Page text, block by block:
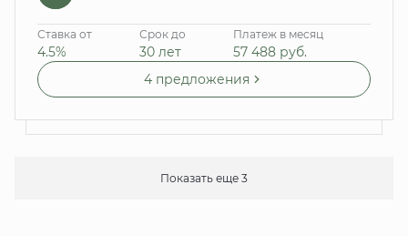
Ставка от
4.5%
Срок до
30 лет
Платеж в месяц
57 488 руб.
4 предложения
Показать еще 3